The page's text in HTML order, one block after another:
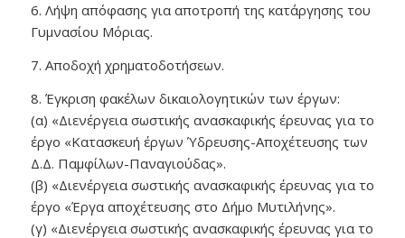
6. Λήψη απόφασης για αποτροπή της κατάργησης του
Γυμνασίου Μόριας.
7. Αποδοχή χρηματοδοτήσεων.
8. Έγκριση φακέλων δικαιολογητικών των έργων:
(α) «Διενέργεια σωστικής ανασκαφικής έρευνας για το
έργο «Κατασκευή έργων Ύδρευσης-Αποχέτευσης των
Δ.Δ. Παμφίλων-Παναγιούδας».
(β) «Διενέργεια σωστικής ανασκαφικής έρευνας για το
έργο «Έργα αποχέτευσης στο Δήμο Μυτιλήνης».
(γ) «Διενέργεια σωστικής ανασκαφικής έρευνας για το